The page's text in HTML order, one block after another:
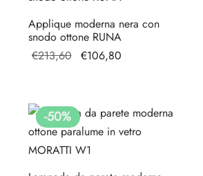
Applique moderna nera con
snodo ottone RUNA
€213,60 Il prezzo
€213,60.
€106,80
-50%